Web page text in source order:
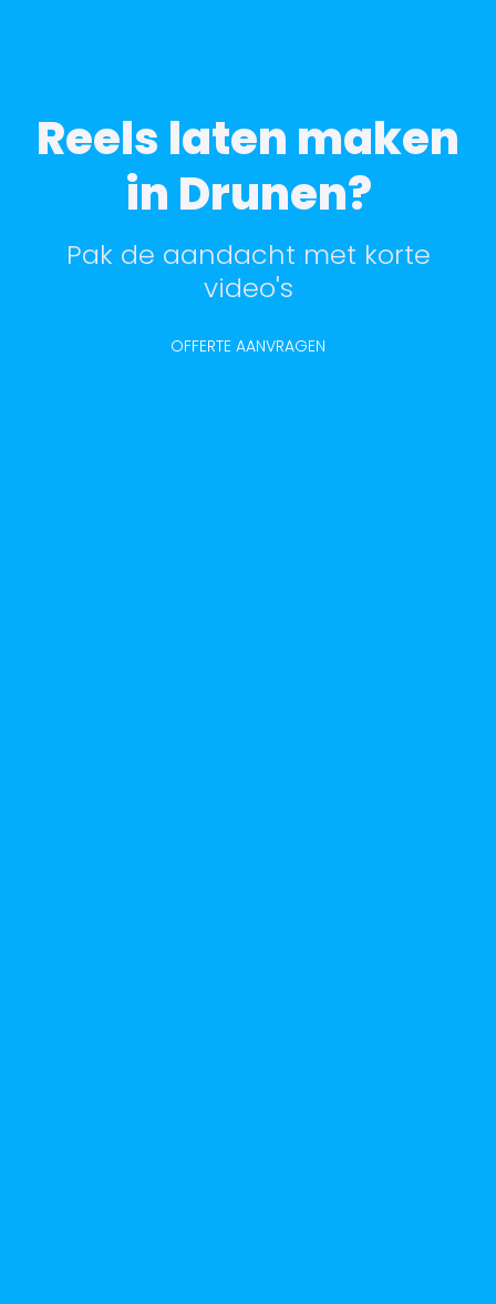
Reels laten maken
in Drunen?
Pak de aandacht met korte
video's
OFFERTE AANVRAGEN